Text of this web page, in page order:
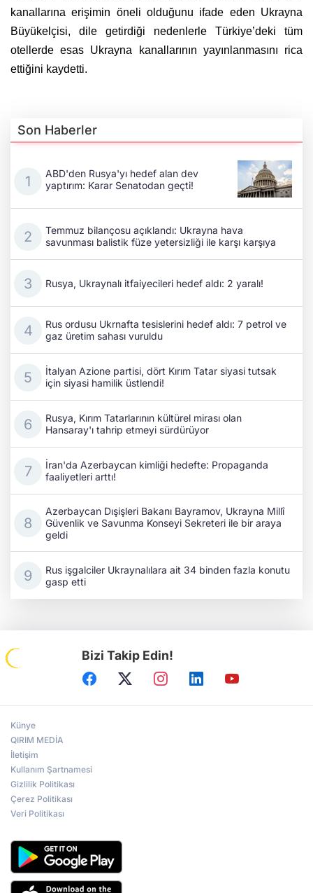
kanallarına erişimin öneli olduğunu ifade eden Ukrayna
Büyükelçisi, dile getirdiği nedenlerle Türkiye’deki tüm
otellerde esas Ukrayna kanallarının yayınlanmasını rica
ettiğini kaydetti.
Son Haberler
ABD'den Rusya'yı hedef alan dev
yaptırım: Karar Senatodan geçti!
Temmuz bilançosu açıklandı: Ukrayna hava
savunması balistik füze yetersizliği ile karşı karşıya
Rusya, Ukraynalı itfaiyecileri hedef aldı: 2 yaralı!
Rus ordusu Ukrnafta tesislerini hedef aldı: 7 petrol ve
gaz üretim sahası vuruldu
İtalyan Azione partisi, dört Kırım Tatar siyasi tutsak
için siyasi hamilik üstlendi!
Rusya, Kırım Tatarlarının kültürel mirası olan
Hansaray'ı tahrip etmeyi sürdürüyor
İran'da Azerbaycan kimliği hedefte: Propaganda
faaliyetleri arttı!
Azerbaycan Dışişleri Bakanı Bayramov, Ukrayna Millî
Güvenlik ve Savunma Konseyi Sekreteri ile bir araya
geldi
Rus işgalciler Ukraynalılara ait 34 binden fazla konutu
gasp etti
Bizi Takip Edin!
Künye
QIRIM MEDİA
İletişim
Kullanım Şartnamesi
Gizlilik Politikası
Çerez Politikası
Veri Politikası